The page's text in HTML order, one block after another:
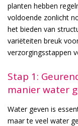
planten hebben
voldoende zonlicht
het bieden van
variëteiten breuk
verzorgingsstappen
Stap 1:
manier water
Water geven is
maar te veel water